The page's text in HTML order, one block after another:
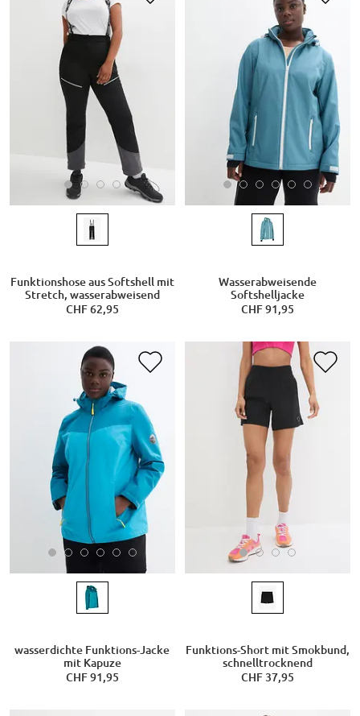
Funktionshose aus Softshell mit
Stretch, wasserabweisend
CHF 62,95
Wasserabweisende
Softshelljacke
CHF 91,95
wasserdichte Funktions-Jacke
mit Kapuze
CHF 91,95
Funktions-Short mit Smokbund,
schnelltrocknend
CHF 37,95